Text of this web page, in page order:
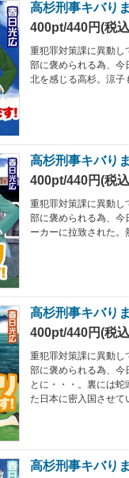
高杉刑事キバり
400pt/440円(税
重犯罪対策課に異動し
部に褒められる為、今
北を感じる高杉。涼子
高杉刑事キバり
400pt/440円(税
重犯罪対策課に異動し
部に褒められる為、今
ーカーに拉致された。
高杉刑事キバり
400pt/440円(税
重犯罪対策課に異動し
部に褒められる為、今
とに・・・。裏には
た日本に密入国させて
高杉刑事キバり